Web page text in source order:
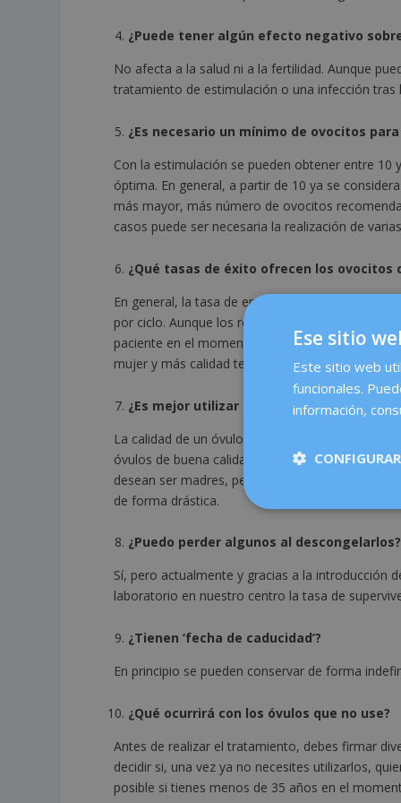
¿Puede tener algún efecto negativo
No afecta a la salud ni a la fertilidad. Aunque
tratamiento de estimulación o una infección tras
¿Es necesario un mínimo de ovocitos
Con la estimulación se pueden obtener entre
óptima. En general, a partir de 10 ya se
más mayor, más número de ovocitos
casos puede ser necesaria la realización de
¿Qué tasas de éxito ofrecen los ovocitos
En general, la tasa de embarazo por
por ciclo. Aunque los resultados pueden variar
paciente en el momento de la preservación y las
mujer y más calidad tengan sus óvulos, más
¿Es mejor utilizar un óvulo congelado a
La calidad de un óvulo joven siempre es
óvulos de buena calidad y dar a luz a un bebé
desean ser madres, pero no prevén tener hijos
de forma drástica.
¿Puedo perder algunos al descongelarlos?
Sí, pero actualmente y gracias a la introducción
laboratorio en nuestro centro la tasa de
¿Tienen ‘fecha de caducidad’?
En principio se pueden conservar de forma
¿Qué ocurrirá con los óvulos que no use?
Antes de realizar el tratamiento, debes firmar
decidir si, una vez ya no necesites utilizarlos,
posible si tienes menos de 35 años en el
Ese sitio
Este sitio web
funcionales.
información,